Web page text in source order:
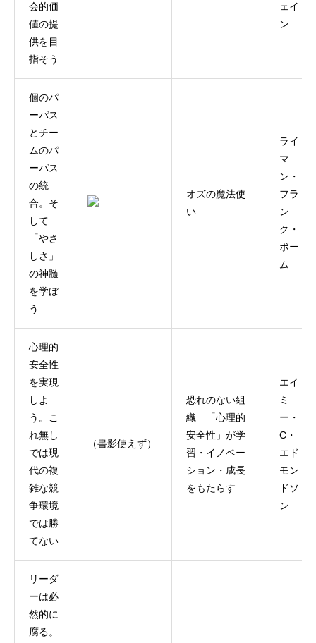
会的価
値の提
供を目
指そう
ェイ
ン
個のパ
ーパス
とチー
ムのパ
ーパス
の統
合。そ
して
「やさ
しさ」
の神髄
を学ぼ
う
オズの魔法使
い
ライ
マ
ン・
フラ
ン
ク・
ボー
ム
心理的
安全性
を実現
しよ
う。こ
れ無し
では現
代の複
雑な競
争環境
では勝
てない
（書影使えず）
恐れのない組
織 「心理的
安全性」が学
習・イノベー
ション・成長
をもたらす
エイ
ミ
ー・
C・
エド
モン
ドソ
ン
リーダ
ーは必
然的に
腐る。